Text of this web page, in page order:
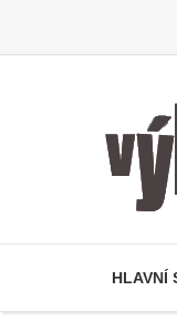
HLAVNÍ